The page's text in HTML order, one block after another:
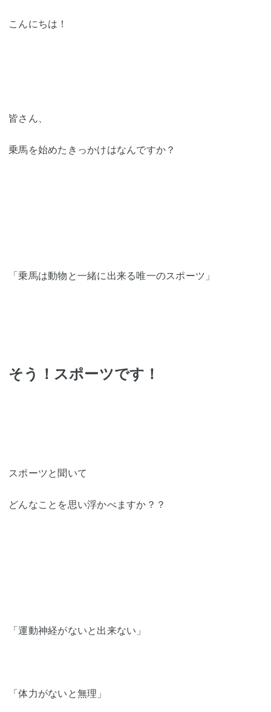
こんにちは！
皆さん、
乗馬を始めたきっかけはなんですか？
「乗馬は動物と一緒に出来る唯一のスポーツ」
そう！スポーツです！
スポーツと聞いて
どんなことを思い浮かべますか？？
「運動神経がないと出来ない」
「体力がないと無理」